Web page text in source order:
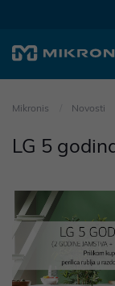
Mikronis Novosti
LG 5